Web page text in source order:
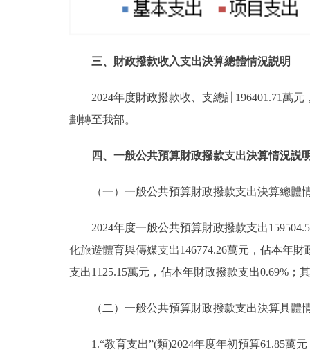
三、財政撥款收入支出決算總體情況説明
2024年度財政撥款收、支總計196401.71萬
劃轉至我部。
四、一般公共預算財政撥款支出決算情況説
（一）一般公共預算財政撥款支出決算總體
2024年度一般公共預算財政撥款支出
化旅遊體育與傳媒支出146774.26萬元，佔本年
支出1125.15萬元，佔本年財政撥款支出0.69%；
（二）一般公共預算財政撥款支出決算具體
1.“教育支出”(類)2024年度年初預算61.85萬